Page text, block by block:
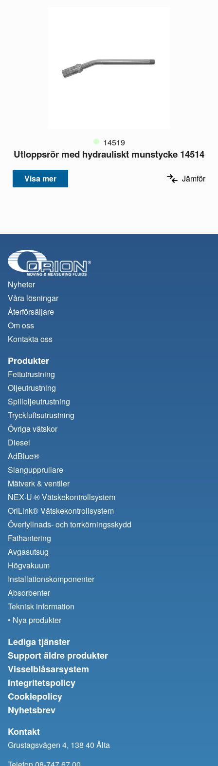
14519
Utloppsrör med hydrauliskt munstycke 14514
Visa mer Jämför
Nyheter
Våra lösningar
Återförsäljare
Om oss
Kontakta oss
Produkter
Fettutrustning
Oljeutrustning
Spilloljeutrustning
Tryckluftsutrustning
Övriga vätskor
Diesel
AdBlue®
Slangupprullare
Mätverk & ventiler
NEX·U·® Vätskekontrollsystem
OriLink® Vätskekontrollsystem
Överfyllnads- och torrkörningsskydd
Fathantering
Avgasutsug
Högvakuum
Installationskomponenter
Absorbenter
Teknisk information
• Nya produkter
Lediga tjänster
Support äldre produkter
Visselblåsarsystem
Integritetspolicy
Cookiepolicy
Nyhetsbrev
Kontakt
Grustagsvägen 4, 138 40 Älta